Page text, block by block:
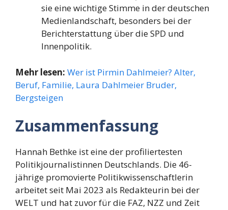
sie eine wichtige Stimme in der deutschen
Medienlandschaft, besonders bei der
Berichterstattung über die SPD und
Innenpolitik.
Mehr lesen: Wer ist Pirmin Dahlmeier? Alter,
Beruf, Familie, Laura Dahlmeier Bruder,
Bergsteigen
Zusammenfassung
Hannah Bethke ist eine der profiliertesten
Politikjournalistinnen Deutschlands. Die 46-
jährige promovierte Politikwissenschaftlerin
arbeitet seit Mai 2023 als Redakteurin bei der
WELT und hat zuvor für die FAZ, NZZ und Zeit